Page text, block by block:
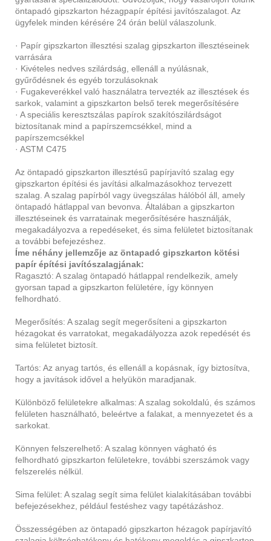
öntapadó gipszkarton hézagpapír építési javítószalagot. Az
ügyfelek minden kérésére 24 órán belül válaszolunk.
· Papír gipszkarton illesztési szalag gipszkarton illesztéseinek
varrására
· Kivételes nedves szilárdság, ellenáll a nyúlásnak,
gyűrődésnek és egyéb torzulásoknak
· Fugakeverékkel való használatra tervezték az illesztések és
sarkok, valamint a gipszkarton belső terek megerősítésére
· A speciális keresztszálas papírok szakítószilárdságot
biztosítanak mind a papírszemcsékkel, mind a
papírszemcsékkel
· ASTM C475
Az öntapadó gipszkarton illesztésű papírjavító szalag egy
gipszkarton építési és javítási alkalmazásokhoz tervezett
szalag. A szalag papírból vagy üvegszálas hálóból áll, amely
öntapadó hátlappal van bevonva. Általában a gipszkarton
illesztéseinek és varratainak megerősítésére használják,
megakadályozva a repedéseket, és sima felületet biztosítanak
a további befejezéshez.
Íme néhány jellemzője az öntapadó gipszkarton kötési
papír építési javítószalagjának:
Ragasztó: A szalag öntapadó hátlappal rendelkezik, amely
gyorsan tapad a gipszkarton felületére, így könnyen
felhordható.
Megerősítés: A szalag segít megerősíteni a gipszkarton
hézagokat és varratokat, megakadályozza azok repedését és
sima felületet biztosít.
Tartós: Az anyag tartós, és ellenáll a kopásnak, így biztosítva,
hogy a javítások idővel a helyükön maradjanak.
Különböző felületekre alkalmas: A szalag sokoldalú, és számos
felületen használható, beleértve a falakat, a mennyezetet és a
sarkokat.
Könnyen felszerelhető: A szalag könnyen vágható és
felhordható gipszkarton felületekre, további szerszámok vagy
felszerelés nélkül.
Sima felület: A szalag segít sima felület kialakításában további
befejezésekhez, például festéshez vagy tapétázáshoz.
Összességében az öntapadó gipszkarton hézagok papírjavító